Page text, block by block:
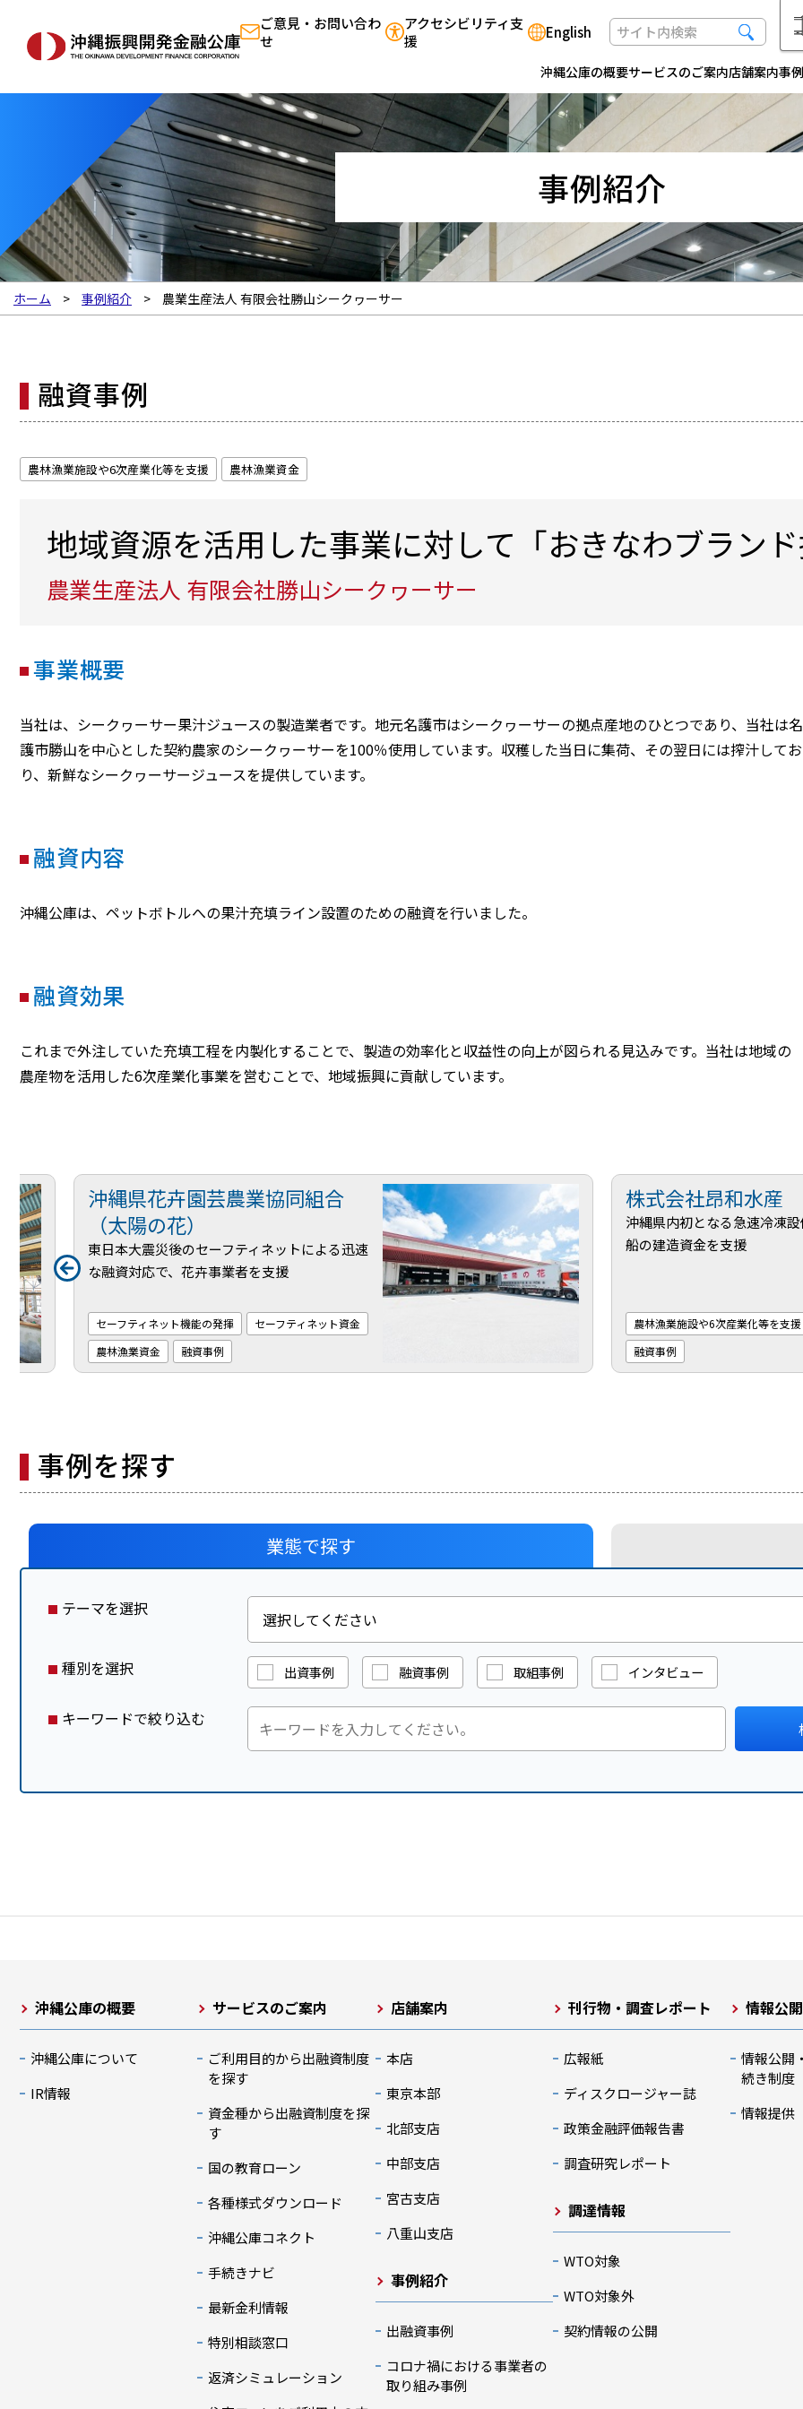
ご意見・お問い合わ
せ
アクセシビリティ支
援
English
沖縄公庫の概要サービスのご案内店舗案内事
事例紹介
ホーム 事例紹介 農業生産法人 有限会社勝山シークヮーサー
融資事例
農林漁業施設や6次産業化等を支援 農林漁業資金
地域資源を活用した事業に対して「おきなわブラン
農業生産法人 有限会社勝山シークヮーサー
事業概要
当社は、シークヮーサー果汁ジュースの製造業者です。地元名護市はシークヮーサーの拠点産地のひとつであり、当社は名
護市勝山を中心とした契約農家のシークヮーサーを100％使用しています。収穫した当日に集荷、その翌日には搾汁してお
り、新鮮なシークヮーサージュースを提供しています。
融資内容
沖縄公庫は、ペットボトルへの果汁充填ライン設置のための融資を行いました。
融資効果
これまで外注していた充填工程を内製化することで、製造の効率化と収益性の向上が図られる見込みです。当社は地域の
農産物を活用した6次産業化事業を営むことで、地域振興に貢献しています。
沖縄県花卉園芸農業協同組合
（太陽の花）
東日本大震災後のセーフティネットによる迅速
な融資対応で、花卉事業者を支援
セーフティネット機能の発揮
セーフティネット資金
農林漁業資金
融資事例
株式会社昂和水産
沖縄県内初となる急速冷凍
船の建造資金を支援
農林漁業施設や6次産業化等を支援
融資事例
事例を探す
業態で探す
テーマを選択
種別を選択 出資事例 融資事例 取組事例 インタビュー
キーワードで絞り込む
沖縄公庫の概要
沖縄公庫について
IR情報
サービスのご案内
ご利用目的から出融資制度
を探す
資金種から出融資制度を探
す
国の教育ローン
各種様式ダウンロード
沖縄公庫コネクト
手続きナビ
最新金利情報
特別相談窓口
返済シミュレーション
店舗案内
本店
東京本部
北部支店
中部支店
宮古支店
八重山支店
事例紹介
出融資事例
コロナ禍における事業者の
取り組み事例
刊行物・調査レポート
広報紙
ディスクロージャー誌
政策金融評価報告書
調査研究レポート
調達情報
WTO対象
WTO対象外
契約情報の公開
情報公
情報公開
続き制度
情報提供